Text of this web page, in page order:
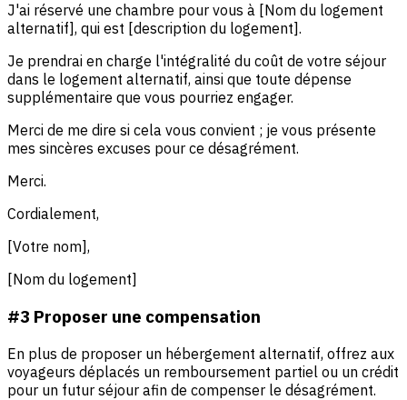
J'ai réservé une chambre pour vous à [Nom du logement
alternatif], qui est [description du logement].
Je prendrai en charge l'intégralité du coût de votre séjour
dans le logement alternatif, ainsi que toute dépense
supplémentaire que vous pourriez engager.
Merci de me dire si cela vous convient ; je vous présente
mes sincères excuses pour ce désagrément.
Merci.
Cordialement,
[Votre nom],
[Nom du logement]
#3 Proposer une compensation
En plus de proposer un hébergement alternatif, offrez aux
voyageurs déplacés un remboursement partiel ou un crédit
pour un futur séjour afin de compenser le désagrément.